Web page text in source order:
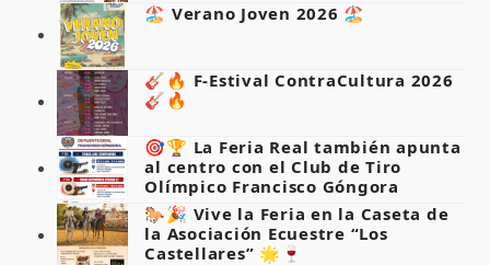
🏖️ Verano Joven 2026 🏖️
🎸🔥 F-Estival ContraCultura 2026
🎸🔥
🎯🏆 La Feria Real también apunta
al centro con el Club de Tiro
Olímpico Francisco Góngora
🐎🎉 Vive la Feria en la Caseta de
la Asociación Ecuestre “Los
Castellares” 🌟🍷